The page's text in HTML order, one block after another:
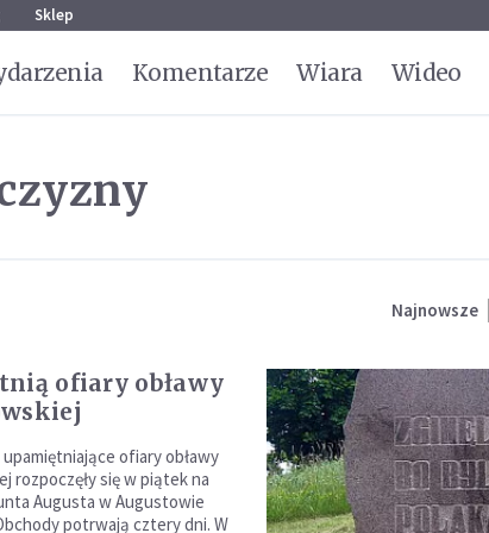
Sklep
Komentarze Wiara Wideo
Najnowsze
ofiary obławy
ofiary obławy
rozpoczęły się w piątek na
Augusta w Augustowie
potrwają cztery dni. W